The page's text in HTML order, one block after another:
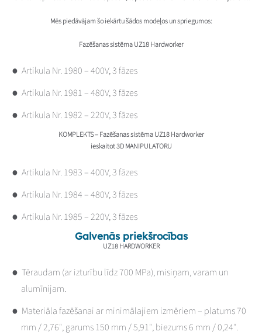
Mēs piedāvājam šo iekārtu šādos modeļos un spriegumos:
Fazēšanas sistēma UZ18 Hardworker
Artikula Nr. 1980 – 400V, 3 fāzes
Artikula Nr. 1981 – 480V, 3 fāzes
Artikula Nr. 1982 – 220V, 3 fāzes
KOMPLEKTS – Fazēšanas sistēma UZ18 Hardworker
ieskaitot 3D MANIPULATORU
Artikula Nr. 1983 – 400V, 3 fāzes
Artikula Nr. 1984 – 480V, 3 fāzes
Artikula Nr. 1985 – 220V, 3 fāzes
Galvenās priekšrocības
UZ18 HARDWORKER
Tēraudam (ar izturību līdz 700 MPa), misiņam, varam un
alumīnijam.
Materiāla fazēšanai ar minimālajiem izmēriem – platums 70
mm / 2,76″, garums 150 mm / 5,91″, biezums 6 mm / 0,24″.